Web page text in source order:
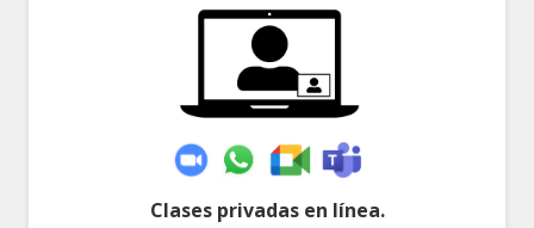
Clases privadas en línea.